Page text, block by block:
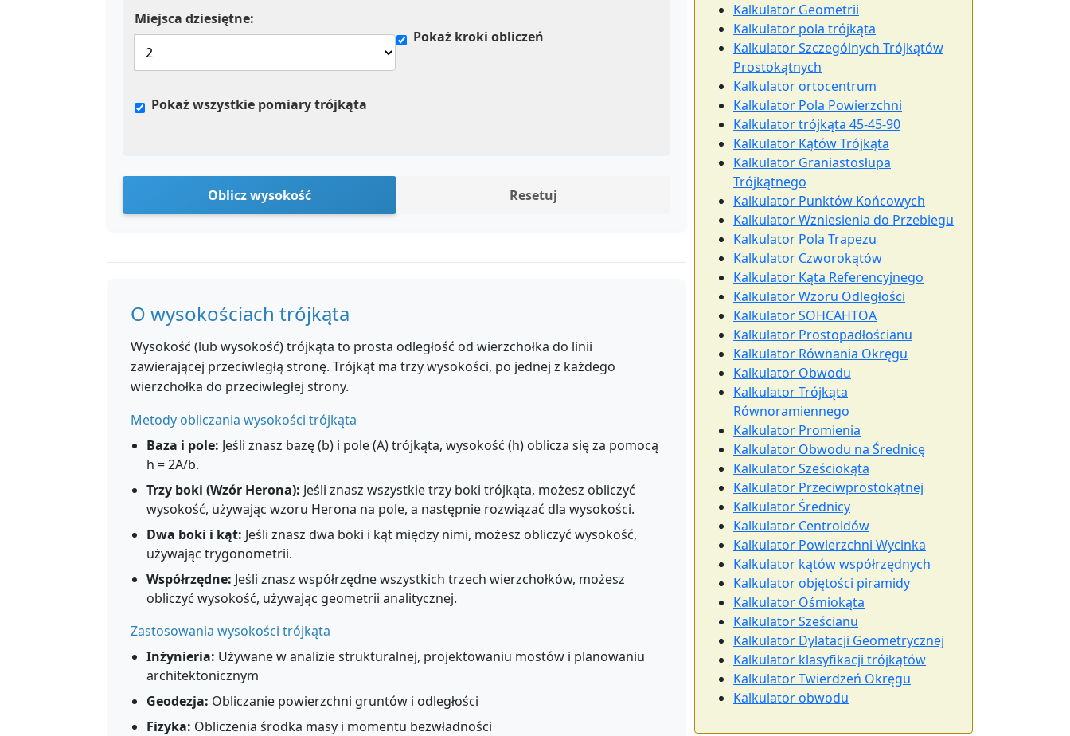
Miejsca dziesiętne:
Pokaż kroki obliczeń
Pokaż wszystkie pomiary trójkąta
Oblicz wysokość Resetuj
O wysokościach trójkąta
Wysokość (lub wysokość) trójkąta to prosta odległość od wierzchołka do linii
zawierającej przeciwległą stronę. Trójkąt ma trzy wysokości, po jednej z każdego
wierzchołka do przeciwległej strony.
Metody obliczania wysokości trójkąta
Baza i pole: Jeśli znasz bazę (b) i pole (A) trójkąta, wysokość (h) oblicza się za pomocą
h = 2A/b.
Trzy boki (Wzór Herona): Jeśli znasz wszystkie trzy boki trójkąta, możesz obliczyć
wysokość, używając wzoru Herona na pole, a następnie rozwiązać dla wysokości.
Dwa boki i kąt: Jeśli znasz dwa boki i kąt między nimi, możesz obliczyć wysokość,
używając trygonometrii.
Współrzędne: Jeśli znasz współrzędne wszystkich trzech wierzchołków, możesz
obliczyć wysokość, używając geometrii analitycznej.
Zastosowania wysokości trójkąta
Inżynieria: Używane w analizie strukturalnej, projektowaniu mostów i planowaniu
architektonicznym
Geodezja: Obliczanie powierzchni gruntów i odległości
Fizyka: Obliczenia środka masy i momentu bezwładności
Kalkulator Geometrii
Kalkulator pola trójkąta
Kalkulator Szczególnych Trójkątów
Prostokątnych
Kalkulator ortocentrum
Kalkulator Pola Powierzchni
Kalkulator trójkąta 45-45-90
Kalkulator Kątów Trójkąta
Kalkulator Graniastosłupa
Trójkątnego
Kalkulator Punktów Końcowych
Kalkulator Wzniesienia do Przebiegu
Kalkulator Pola Trapezu
Kalkulator Czworokątów
Kalkulator Kąta Referencyjnego
Kalkulator Wzoru Odległości
Kalkulator SOHCAHTOA
Kalkulator Prostopadłościanu
Kalkulator Równania Okręgu
Kalkulator Obwodu
Kalkulator Trójkąta
Równoramiennego
Kalkulator Promienia
Kalkulator Obwodu na Średnicę
Kalkulator Sześciokąta
Kalkulator Przeciwprostokątnej
Kalkulator Średnicy
Kalkulator Centroidów
Kalkulator Powierzchni Wycinka
Kalkulator kątów współrzędnych
Kalkulator objętości piramidy
Kalkulator Ośmiokąta
Kalkulator Sześcianu
Kalkulator Dylatacji Geometrycznej
Kalkulator klasyfikacji trójkątów
Kalkulator Twierdzeń Okręgu
Kalkulator obwodu